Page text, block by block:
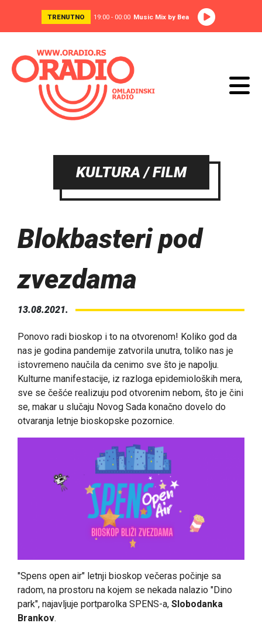
TRENUTNO 19:00 - 00:00 Music Mix by Bea
KULTURA / FILM
Blokbasteri pod
zvezdama
13.08.2021.
Ponovo radi bioskop i to na otvorenom! Koliko god da
nas je godina pandemije zatvorila unutra, toliko nas je
istovremeno naučila da cenimo sve što je napolju.
Kulturne manifestacije, iz razloga epidemioloških mera,
sve se češće realizuju pod otvorenim nebom, što je čini
se, makar u slučaju Novog Sada konačno dovelo do
otvaranja letnje bioskopske pozornice.
"Spens open air" letnji bioskop večeras počinje sa
radom, na prostoru na kojem se nekada nalazio "Dino
park", najavljuje portparolka SPENS-a, Slobodanka
Brankov.